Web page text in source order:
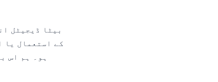
بیٹا ڈیجیٹل
ہو۔ ہم اس